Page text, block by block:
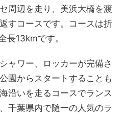
周辺を走り、美浜大橋を渡
すコースです。コースは折
長13kmです。
ャワー、ロッカーが完備さ
園からスタートすることも
沿いを走るコースでランス
千葉県内で随一の人気のラ